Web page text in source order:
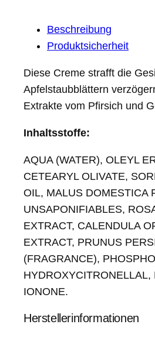
Beschreibung
Produktsicherheit
Diese Creme strafft die
Apfelstaubblättern
Extrakte vom Pfirsich und
Inhaltsstoffe:
AQUA (WATER), OLEYL
CETEARYL OLIVATE,
OIL, MALUS DOMESTICA
UNSAPONIFIABLES,
EXTRACT, CALENDULA
EXTRACT, PRUNUS
(FRAGRANCE),
IONONE.
Herstellerinformationen